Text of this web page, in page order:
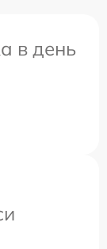
в день